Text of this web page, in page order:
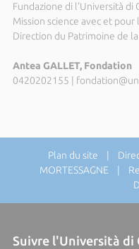
Fundazione di l'Università di
Mission science avec et pour
Direction du Patrimoine de
Antea GALLET, Fondation
0420202155
Plan du site |
MORTESSAGNE |
Suivre l'Università di